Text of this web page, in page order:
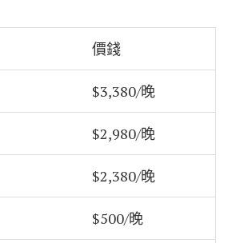
價錢
$3,380/晚
$2,980/晚
$2,380/晚
$500/晚